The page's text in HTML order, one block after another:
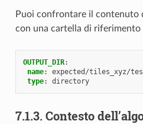
Puoi confrontare il contenuto
con una cartella di
OUTPUT_DIR:
name:
expected/tiles_xyz/
type: directory
7.1.3. Contesto